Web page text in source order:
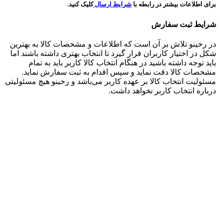
برای اطلاعات بیشتر در رابطه با شرایط ارسال کلیک کنید.
شرایط ثبت سفارش
در رخینو تلاش بر آن است که اطلاعات و مشخصات کالا به بهترین
شکل در اختیار کاربران قرار گیرد تا انتخاب بهتری داشته باشند اما
باید توجه داشته باشید در هنگام انتخاب کالا کاربر باید به تمام
مشخصات کالا دقت نماید و سپس اقدام به ثبت سفارش نماید.
مسئولیت انتخاب کالا بر عهده کاربر می‌باشد و رخینو هیچ مسئولیتی
درباره انتخاب کاربر نخواهد داشت.